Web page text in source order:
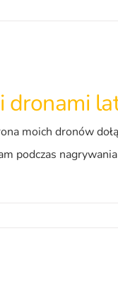
dronami
moich dronów
podczas